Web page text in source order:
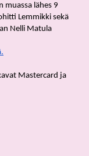
muassa lähes 9
Lemmikki sekä
Nelli Matula
Mastercard ja